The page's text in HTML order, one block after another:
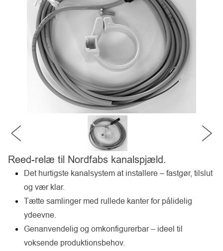
Reed-relæ til Nordfabs kanalspjæld.
Det hurtigste kanalsystem at installere – fastgør, tilslut
og vær klar.
Tætte samlinger med rullede kanter for pålidelig
ydeevne.
Genanvendelig og omkonfigurerbar – ideel til
voksende produktionsbehov.